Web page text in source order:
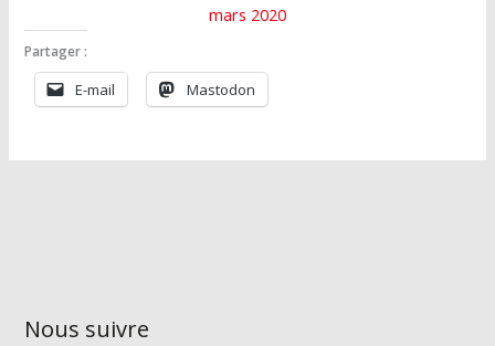
mars 2020
Partager :
E-mail Mastodon
Nous suivre